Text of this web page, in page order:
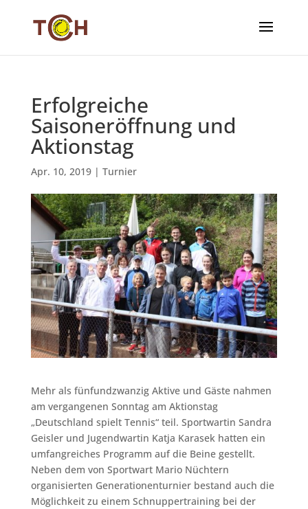
Erfolgreiche
Saisoneröffnung und
Aktionstag
Apr. 10, 2019| Turnier
Mehr als fünfundzwanzig Aktive und Gäste nahmen
am vergangenen Sonntag am Aktionstag
„Deutschland spielt Tennis“ teil. Sportwartin Sandra
Geisler und Jugendwartin Katja Karasek hatten ein
umfangreiches Programm auf die Beine gestellt.
Neben dem von Sportwart Mario Nüchtern
organisierten Generationenturnier bestand auch die
Möglichkeit zu einem Schnuppertraining bei der